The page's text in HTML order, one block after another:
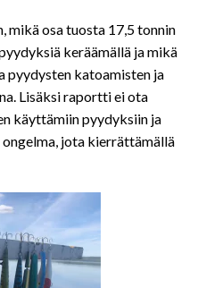
mikä osa tuosta 17,5 tonnin
keräämällä ja mikä
pyydysten katoamisten ja
Lisäksi raportti ei ota
käyttämiin pyydyksiin ja
ongelma, jota kierrättämällä